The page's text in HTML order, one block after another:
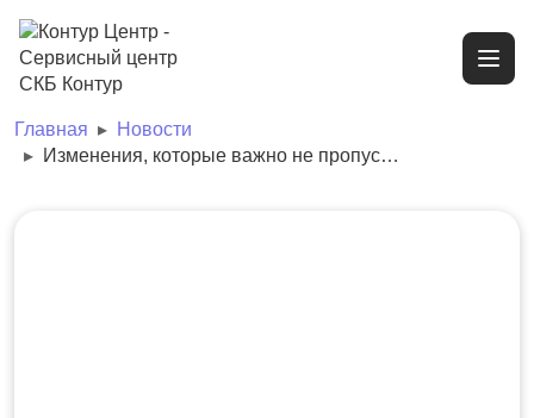
Главная
Новости
Изменения, которые важно не пропустить страхователям